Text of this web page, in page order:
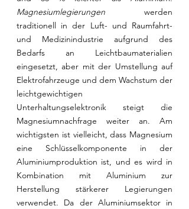
Magnesiumlegierungen werden
traditionell in der Luft- und Raumfahrt-
und Medizinindustrie aufgrund des
Bedarfs an Leichtbaumaterialien
eingesetzt, aber mit der Umstellung auf
Elektrofahrzeuge und dem Wachstum der
leichtgewichtigen
Unterhaltungselektronik steigt die
Magnesiumnachfrage weiter an. Am
wichtigsten ist vielleicht, dass Magnesium
eine Schlüsselkomponente in der
Aluminiumproduktion ist, und es wird in
Kombination mit Aluminium zur
Herstellung stärkerer Legierungen
verwendet. Da der Aluminiumsektor in